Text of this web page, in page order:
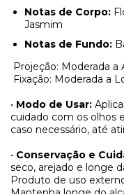
Notas de Corpo:
Jasmim
Notas de Fundo:
Projeção: Moderada a
Fixação: Moderada a
• Modo de Usar:
cuidado com os olhos
caso necessário, até
• Conservação e
seco, arejado e longe
Produto de uso